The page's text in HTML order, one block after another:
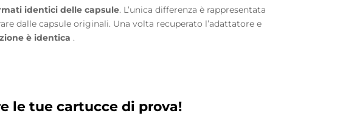
identici delle capsule. L’unica differenza è rappresentata
dalle capsule originali. Una volta recuperato l’adattatore e
è identica .
le tue cartucce di prova!